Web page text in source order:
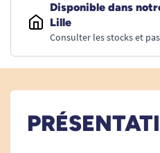
Disponible dans
Lille
Consulter les stocks et